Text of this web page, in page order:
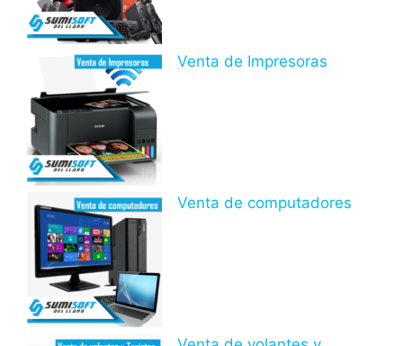
Venta de Impresoras
Venta de computadores